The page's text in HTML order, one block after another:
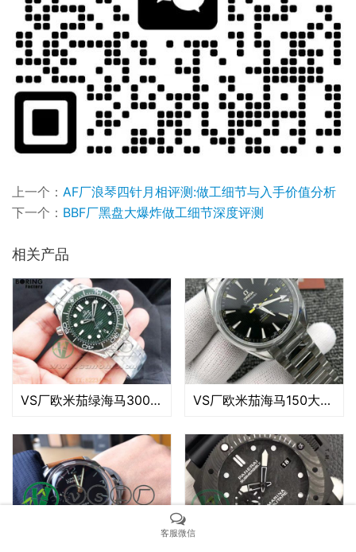
上一个： AF厂浪琴四针月相评测:做工细节与入手价值分析
下一个： BBF厂黑盘大爆炸做工细节深度评测​
相关产品
VS厂欧米茄绿海马300做工评测（VS厂绿海马300质量有破绽吗） VS厂欧米茄海马150大黄蜂细节会不会一眼假
客服微信